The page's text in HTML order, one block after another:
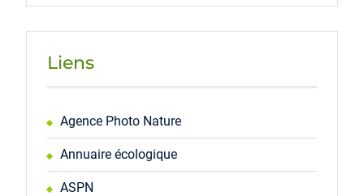
Liens
Agence Photo Nature
Annuaire écologique
ASPN